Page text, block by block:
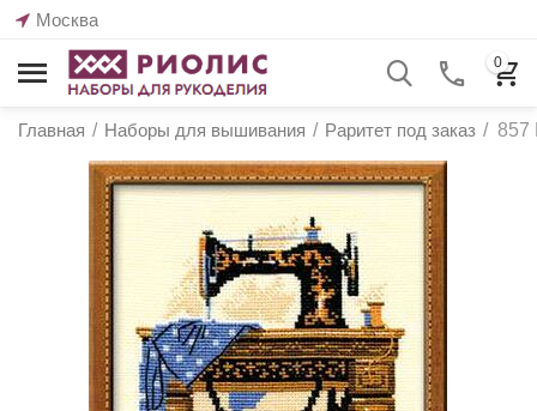
Москва
0
Главная / Наборы для вышивания / Раритет под заказ / 857